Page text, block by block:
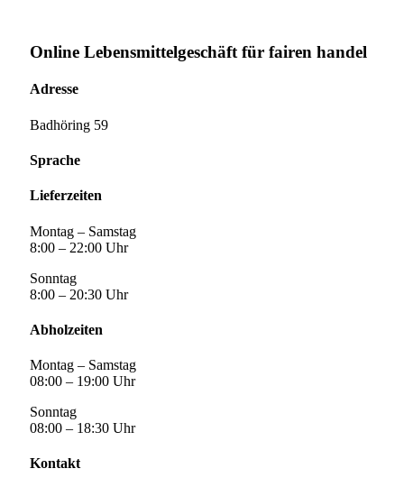
Online Lebensmittelgeschäft für fairen handel
Adresse
Badhöring 59
Sprache
Lieferzeiten
Montag – Samstag
8:00 – 22:00 Uhr
Sonntag
8:00 – 20:30 Uhr
Abholzeiten
Montag – Samstag
08:00 – 19:00 Uhr
Sonntag
08:00 – 18:30 Uhr
Kontakt